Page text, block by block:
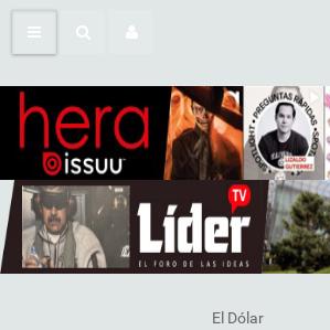
El Dólar